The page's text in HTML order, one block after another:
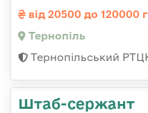
від 20500 до 120000
Тернопіль
Тернопільський
Штаб-сержант